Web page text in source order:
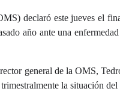
declaró este jueves el
año ante una
general de la OMS,
la situación